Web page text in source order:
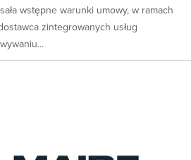
wstępne warunki umowy, w ramach
zintegrowanych usług